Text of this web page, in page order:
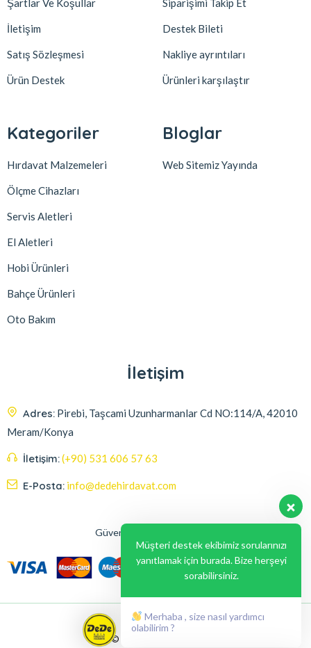
İletişim
Satış Sözleşmesi
Ürün Destek
Destek Bileti
Nakliye ayrıntıları
Ürünleri karşılaştır
Kategoriler
Hırdavat Malzemeleri
Ölçme Cihazları
Servis Aletleri
El Aletleri
Hobi Ürünleri
Bahçe Ürünleri
Oto Bakım
Bloglar
Web Sitemiz Yayında
İletişim
Adres: Pirebi, Taşcami Uzunharmanlar Cd NO:114/A, 42010
Meram/Konya
İletişim:(+90) 531 606 57 63
E-Posta: info@dedehirdavat.com
Güvenli Ödeme Seçenekleri
© 2024, Liabil Dizayn
Müşteri destek ekibimiz sorularınızı
yanıtlamak için burada. Bize herşeyi
sorabilirsiniz.
Merhaba , size nasıl yardımcı
olabilirim ?